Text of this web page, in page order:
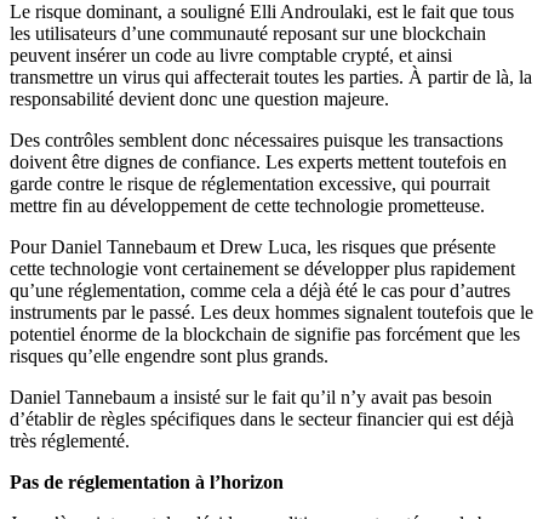
Le risque dominant, a souligné Elli Androulaki, est le fait que tous
les utilisateurs d’une communauté reposant sur une blockchain
peuvent insérer un code au livre comptable crypté, et ainsi
transmettre un virus qui affecterait toutes les parties. À partir de là, la
responsabilité devient donc une question majeure.
Des contrôles semblent donc nécessaires puisque les transactions
doivent être dignes de confiance. Les experts mettent toutefois en
garde contre le risque de réglementation excessive, qui pourrait
mettre fin au développement de cette technologie prometteuse.
Pour Daniel Tannebaum et Drew Luca, les risques que présente
cette technologie vont certainement se développer plus rapidement
qu’une réglementation, comme cela a déjà été le cas pour d’autres
instruments par le passé. Les deux hommes signalent toutefois que le
potentiel énorme de la blockchain de signifie pas forcément que les
risques qu’elle engendre sont plus grands.
Daniel Tannebaum a insisté sur le fait qu’il n’y avait pas besoin
d’établir de règles spécifiques dans le secteur financier qui est déjà
très réglementé.
Pas de réglementation à l’horizon